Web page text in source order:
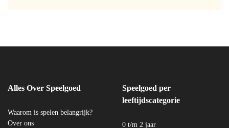
Alles Over Speelgoed
Waarom is spelen belangrijk?
Over ons
Speelgoed per
leeftijdscategorie
0 t/m 2 jaar